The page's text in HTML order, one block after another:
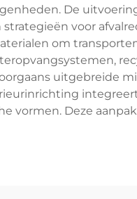
De
strategieën voor
om
uitgebreide
vormen. Deze